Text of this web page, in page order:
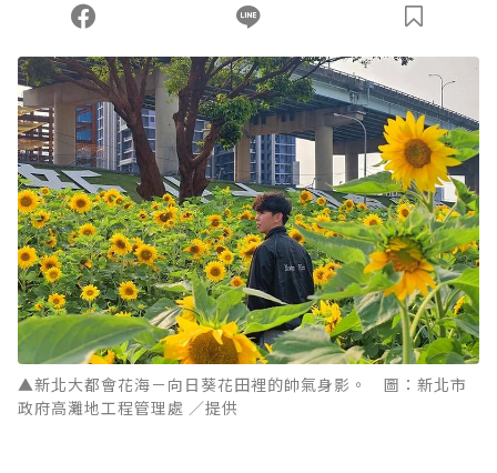
▲新北大都會花海－向日葵花田裡的帥氣身影。 圖：新北市
政府高灘地工程管理處 ／提供